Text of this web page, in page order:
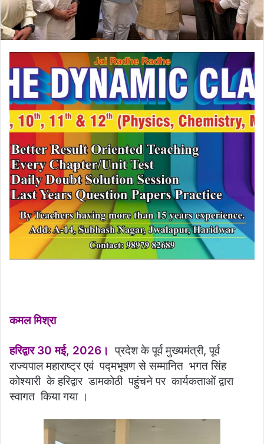
कमल मिश्रा
हरिद्वार 30 मई, 2026। प्रदेश के पूर्व मुख्यमंत्री, पूर्व
राज्यपाल महाराष्ट्र एवं पद्मभूषण से सम्मानित भगत सिंह
कोश्यारी के हरिद्वार डामकोठी पहुंचने पर कार्यकताओं द्वारा
स्वागत किया गया ।